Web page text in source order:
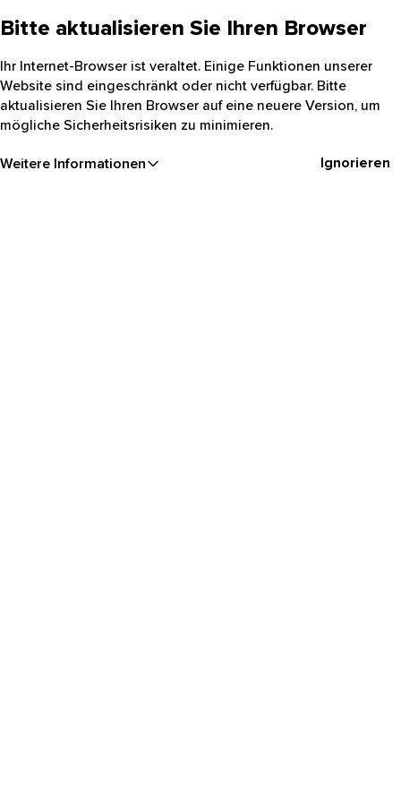
Bitte aktualisieren Sie Ihren Browser
Ihr Internet-Browser ist veraltet. Einige Funktionen unserer
Website sind eingeschränkt oder nicht verfügbar. Bitte
aktualisieren Sie Ihren Browser auf eine neuere Version, um
mögliche Sicherheitsrisiken zu minimieren.
Weitere Informationen Ignorieren